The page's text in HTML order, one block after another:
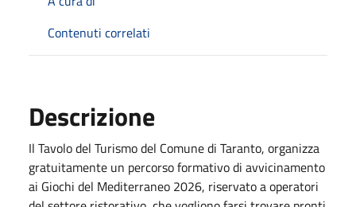
Contenuti correlati
Descrizione
Il Tavolo del Turismo del Comune di Taranto, organizza
gratuitamente un percorso formativo di avvicinamento
ai Giochi del Mediterraneo 2026, riservato a operatori